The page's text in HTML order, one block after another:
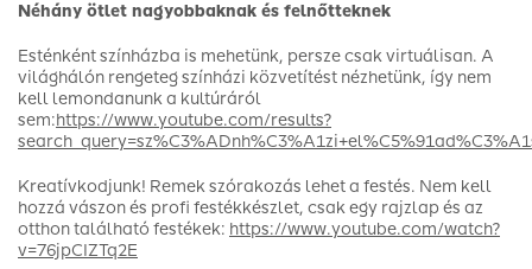
Néhány ötlet nagyobbaknak és felnőtteknek
Esténként színházba is mehetünk, persze csak virtuálisan. A
világhálón rengeteg színházi közvetítést nézhetünk, így nem
kell lemondanunk a kultúráról
sem:https://www.youtube.com/results?
Kreatívkodjunk! Remek szórakozás lehet a festés. Nem kell
hozzá vászon és profi festékkészlet, csak egy rajzlap és az
otthon található festékek: https://www.youtube.com/watch?
v=76jpCIZTq2E